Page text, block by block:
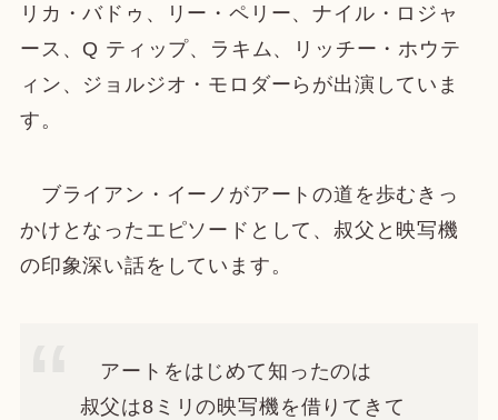
リカ・バドゥ、リー・ペリー、ナイル・ロジャ
ース、Q ティップ、ラキム、リッチー・ホウテ
ィン、ジョルジオ・モロダーらが出演していま
す。
ブライアン・イーノがアートの道を歩むきっ
かけとなったエピソードとして、叔父と映写機
の印象深い話をしています。
アートをはじめて知ったのは
叔父は8ミリの映写機を借りてきて